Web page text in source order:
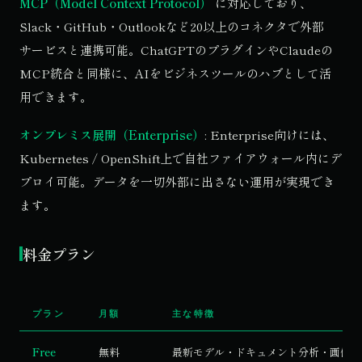
Slack・GitHub・Outlookなど20以上のコネクタで外部
サービスと連携可能。ChatGPTのプラグインやClaudeの
MCP統合と同様に、AIをビジネスツールのハブとして活
用できます。
オンプレミス展開（Enterprise） : Enterprise向けには、
Kubernetes / OpenShift上で自社ファイアウォール内にデ
プロイ可能。データを一切外部に出さない運用が実現でき
ます。
料金プラン
プラン 月額 主な特徴
Free 無料 最新モデル・ドキュメント分析・画像